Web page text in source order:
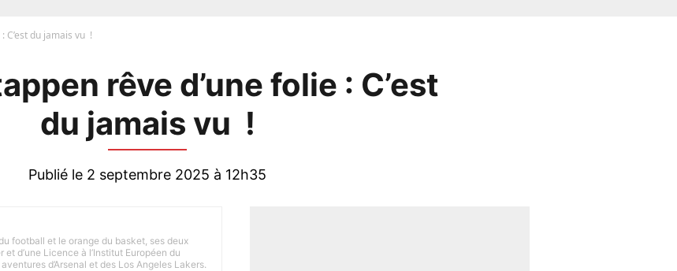
C’est du jamais vu !
rêve d’une folie : C’est
du jamais vu !
Publié le 2 septembre 2025 à 12h35
football et le orange du basket, ses deux
d’une Licence à l’Institut Européen du
d’Arsenal et des Los Angeles Lakers.